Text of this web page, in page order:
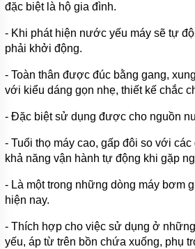
đặc biệt là hộ gia đình.
- Khi phát hiện nước yếu máy sẽ tự
phải khởi động.
- Toàn thân được đúc bằng gang,
với kiểu dáng gọn nhẹ, thiết kế chắc
- Đặc biệt sử dụng được cho nguồn
- Tuổi thọ máy cao, gấp đôi so với
khả năng vận hành tự động khi gặp
- Là một trong những dòng máy bơm
hiện nay.
- Thích hợp cho việc sử dụng ở
yếu, áp từ trên bồn chứa xuống, phụ